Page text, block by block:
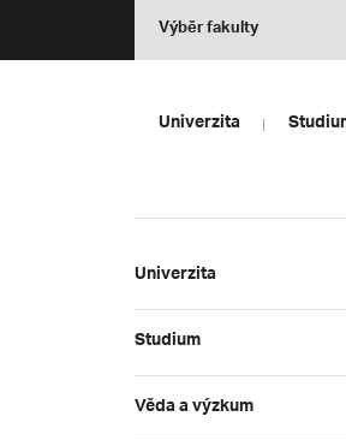
Výběr fakulty
Univerzita
Univerzita
Studium
Věda a výzkum